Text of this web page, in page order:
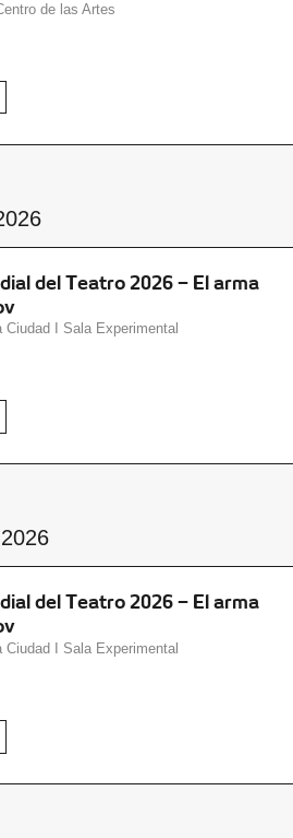
de las Artes
del Teatro 2026 – El arma
Ciudad I Sala Experimental
del Teatro 2026 – El arma
Ciudad I Sala Experimental